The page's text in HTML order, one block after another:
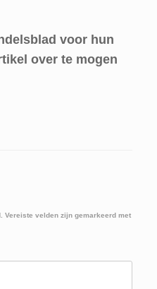
voor hun
over te mogen
Vereiste velden zijn gemarkeerd met